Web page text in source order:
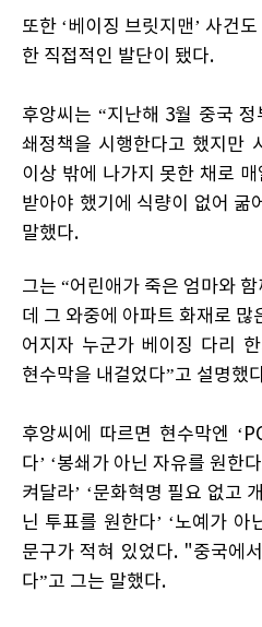
또한 ‘베이징 브릿지맨’ 사건
한 직접적인 발단이 됐다.
후앙씨는 “지난해 3월 중국
쇄정책을 시행한다고 했지만
이상 밖에 나가지 못한 채로
받아야 했기에 식량이 없어 굶
말했다.
그는 “어린애가 죽은 엄마와
데 그 와중에 아파트 화재로 많
어지자 누군가 베이징 다리
현수막을 내걸었다”고 설명했
후앙씨에 따르면 현수막엔
다’ ‘봉쇄가 아닌 자유를 원한
켜달라’ ‘문화혁명 필요 없고
닌 투표를 원한다’ ‘노예가 아
문구가 적혀 있었다. "중국에
다”고 그는 말했다.